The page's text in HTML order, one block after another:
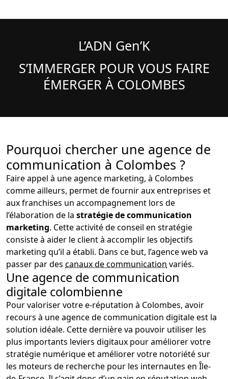
L’ADN Gen’K
S’IMMERGER POUR VOUS FAIRE
ÉMERGER À COLOMBES
Pourquoi chercher une agence de
communication à Colombes ?
Faire appel à une agence marketing, à Colombes
comme ailleurs, permet de fournir aux entreprises et
aux franchises un accompagnement lors de
l’élaboration de la stratégie de communication
marketing. Cette activité de conseil en stratégie
consiste à aider le client à accomplir les objectifs
marketing qu’il a établi. Dans ce but, l’agence web va
passer par des canaux de communication variés.
Une agence de communication
digitale colombienne
Pour valoriser votre e-réputation à Colombes, avoir
recours à une agence de communication digitale est la
solution idéale. Cette dernière va pouvoir utiliser les
plus importants leviers digitaux pour améliorer votre
stratégie numérique et améliorer votre notoriété sur
les moteurs de recherche pour les internautes en Île-